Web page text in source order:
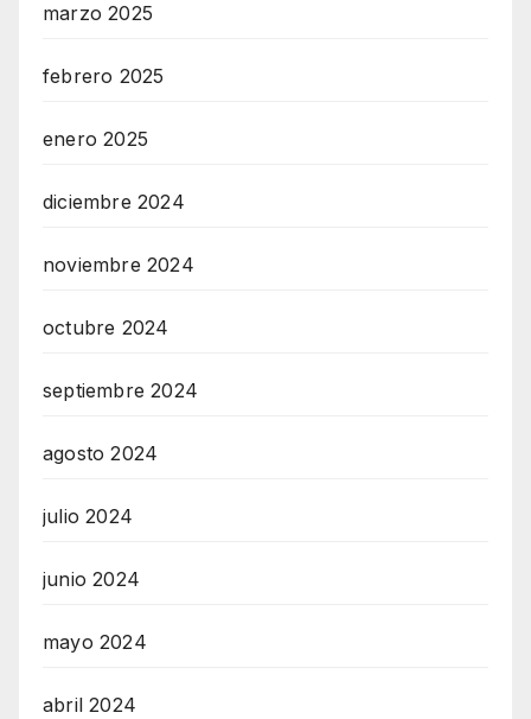
marzo 2025
febrero 2025
enero 2025
diciembre 2024
noviembre 2024
octubre 2024
septiembre 2024
agosto 2024
julio 2024
junio 2024
mayo 2024
abril 2024